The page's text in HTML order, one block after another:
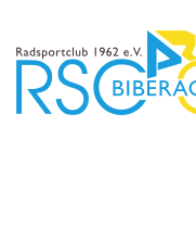
Inhalt
springen